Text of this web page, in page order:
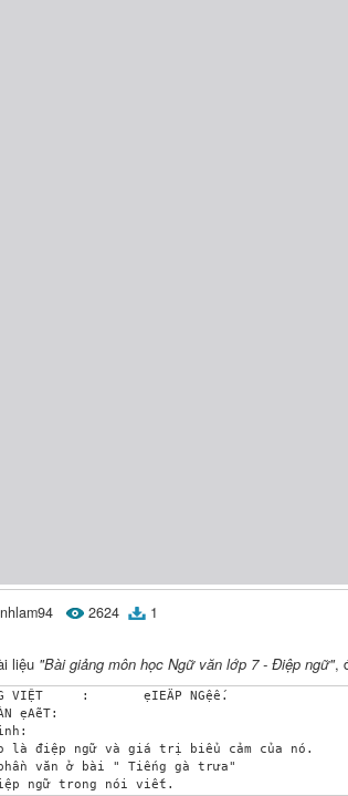
2624 1
liệu "Bài giảng môn học Ngữ văn lớp 7 - Điệp ngữ",
ẹAẽT:
là điệp ngữ và giá trị biểu cảm của nó.
văn ở bài " Tiếng gà trưa"
ngữ trong nói viết.